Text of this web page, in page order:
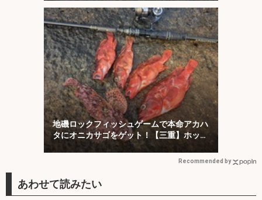
地磯ロックフィッシュゲームで本命アカハ
タにオニカサゴをゲット！【三重】ホッグ
系ワームにヒット
Recommended by